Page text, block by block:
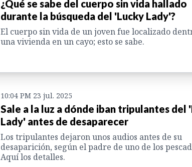
¿Qué se sabe del cuerpo sin vida hallado
durante la búsqueda del 'Lucky Lady'?
El cuerpo sin vida de un joven fue localizado
una vivienda en un cayo; esto se sabe.
10:04 PM 23 jul. 2025
Sale a la luz a dónde iban tripulantes del
Lady' antes de desaparecer
Los tripulantes dejaron unos audios antes de su
desaparición, según el padre de uno de los
Aquí los detalles.